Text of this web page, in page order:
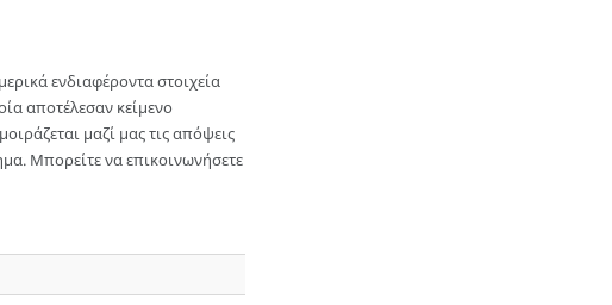
ενδιαφέροντα στοιχεία
αποτέλεσαν κείμενο
μαζί μας τις απόψεις
Μπορείτε να επικοινωνήσετε